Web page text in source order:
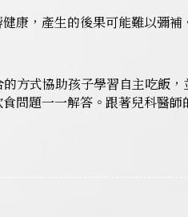
康，產生的後果可能難以彌補
方式協助孩子學習自主吃飯，
問題一一解答。跟著兒科醫師